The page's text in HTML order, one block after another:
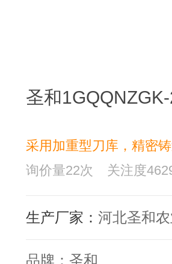
圣和
采用加重型刀库，精密
询价量22次 关注度
生产厂家： 河北圣和
品牌： 圣和